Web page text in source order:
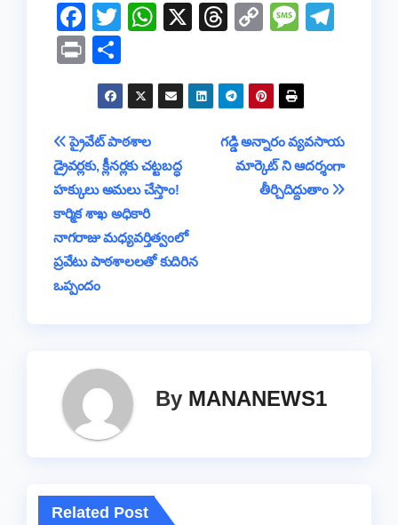
F
a
c
e
b
o
o
k
T
er
W
s
p
p
X
T
a
d
s
C
y
Li
n
k
M
a
g
e
a
m
Pr
in h
ar
e
Post
navigation
గడ్డి అన్నారం వ్యవసాయ
మార్కెట్ ని ఆదర్శంగా
తీర్చిదిద్దుతాం
ప్రైవేట్ పాఠశాల
డ్రైవర్లకు, క్లీనర్లకు చట్టబద్ధ
హక్కులు అమలు చేస్తాం!
కార్మిక శాఖ అధికారి
నాగరాజు మధ్యవర్తిత్వంలో
ప్రవేటు పాఠశాలలతో కుదిరిన
ఒప్పందం
By MANANEWS1
Related Post